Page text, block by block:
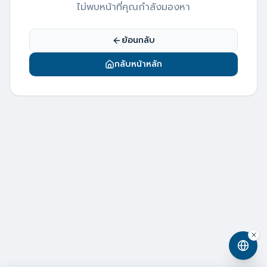
ไม่พบหน้าที่คุณกำลังมองหา
ย้อนกลับ
กลับหน้าหลัก